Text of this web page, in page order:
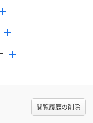
閲覧履歴の削除